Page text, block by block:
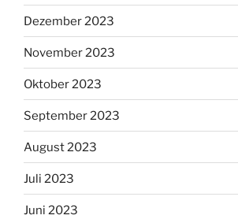
Dezember 2023
November 2023
Oktober 2023
September 2023
August 2023
Juli 2023
Juni 2023